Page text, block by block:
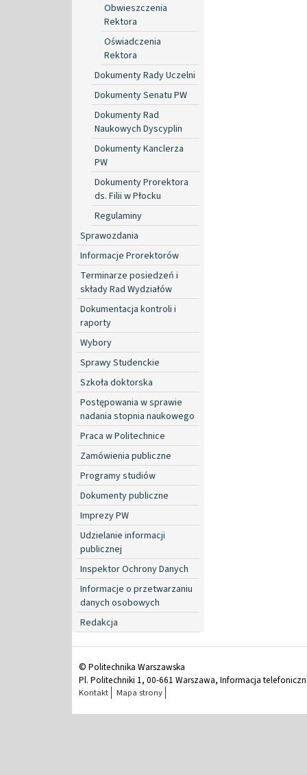
Obwieszczenia
Rektora
Oświadczenia
Rektora
Dokumenty Rady Uczelni
Dokumenty Senatu PW
Dokumenty Rad
Naukowych Dyscyplin
Dokumenty Kanclerza
PW
Dokumenty Prorektora
ds. Filii w Płocku
Regulaminy
Sprawozdania
Informacje Prorektorów
Terminarze posiedzeń i
składy Rad Wydziałów
Dokumentacja kontroli i
raporty
Wybory
Sprawy Studenckie
Szkoła doktorska
Postępowania w sprawie
nadania stopnia naukowego
Praca w Politechnice
Zamówienia publiczne
Programy studiów
Dokumenty publiczne
Imprezy PW
Udzielanie informacji
publicznej
Inspektor Ochrony Danych
Informacje o przetwarzaniu
danych osobowych
Redakcja
© Politechnika Warszawska
Pl. Politechniki 1, 00-661 Warszawa, Informacja
Kontakt Mapa strony